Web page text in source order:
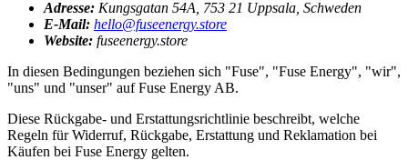
Adresse: Kungsgatan 54A, 753 21 Uppsala, Schweden
E-Mail: hello@fuseenergy.store
Website: fuseenergy.store
In diesen Bedingungen beziehen sich "Fuse", "Fuse Energy", "wir",
"uns" und "unser" auf Fuse Energy AB.
Diese Rückgabe- und Erstattungsrichtlinie beschreibt, welche
Regeln für Widerruf, Rückgabe, Erstattung und Reklamation bei
Käufen bei Fuse Energy gelten.